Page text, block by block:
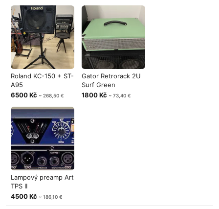
Roland KC-150 + ST-
A95
6500 Kč ~ 268,50 €
Gator Retrorack 2U
Surf Green
1800 Kč ~ 73,40 €
Lampový preamp Art
TPS II
4500 Kč ~ 186,10 €